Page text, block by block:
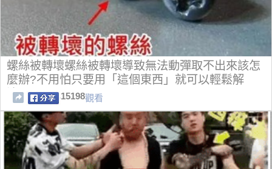
螺絲被轉壞螺絲被轉壞導致無法動彈取不出來該怎
麼辦?不用怕只要用「這個東西」就可以輕鬆解
決！
15198觀看